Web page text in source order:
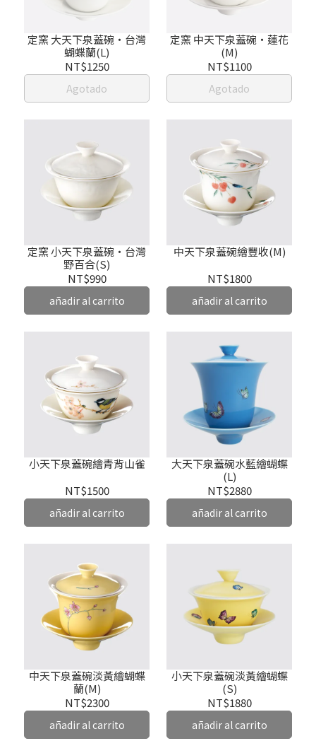
定窯 大天下泉蓋碗‧台灣
蝴蝶蘭(L)
NT$1250
Agotado
定窯 中天下泉蓋碗‧蓮花
(M)
NT$1100
Agotado
定窯 小天下泉蓋碗‧台灣
野百合(S)
NT$990
añadir al carrito
中天下泉蓋碗繪豐收(M)
NT$1800
añadir al carrito
小天下泉蓋碗繪青背山雀
NT$1500
añadir al carrito
大天下泉蓋碗水藍繪蝴蝶
(L)
NT$2880
añadir al carrito
中天下泉蓋碗淡黃繪蝴蝶
蘭(M)
NT$2300
añadir al carrito
小天下泉蓋碗淡黃繪蝴蝶
(S)
NT$1880
añadir al carrito